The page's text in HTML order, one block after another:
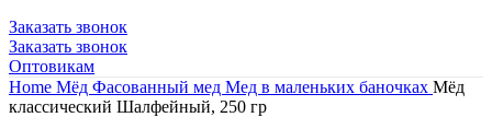
Заказать звонок
Заказать звонок
Оптовикам
Home Мёд Фасованный мед Мед в маленьких баночках Мёд
классический Шалфейный, 250 гр